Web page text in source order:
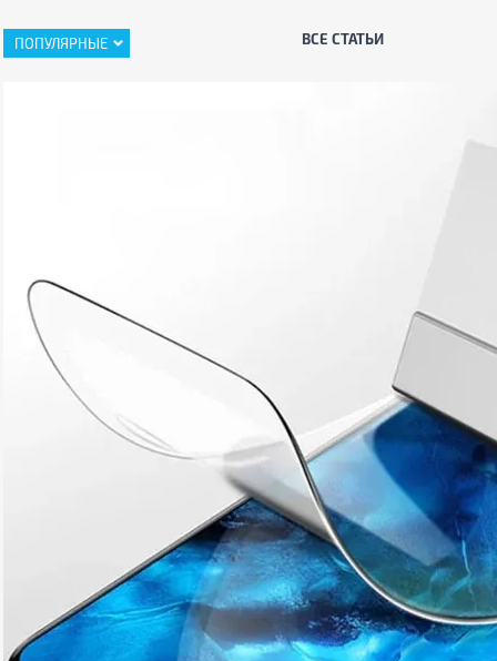
ПОПУЛЯРНЫЕ ВСЕ СТАТЬИ